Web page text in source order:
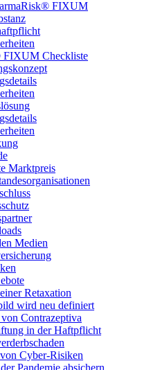
FIXUM
FIXUM Checkliste
Marktpreis
Medien
Retaxation
wird neu definiert
Contrazeptiva
in der Haftpflicht
Cyber-Risiken
Pandemie absichern